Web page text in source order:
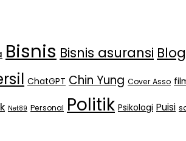
Bisnis Bisnis asuransi Blog
ChatGPT Chin Yung Cover Asso
Net89 Personal Politik Psikologi Puisi